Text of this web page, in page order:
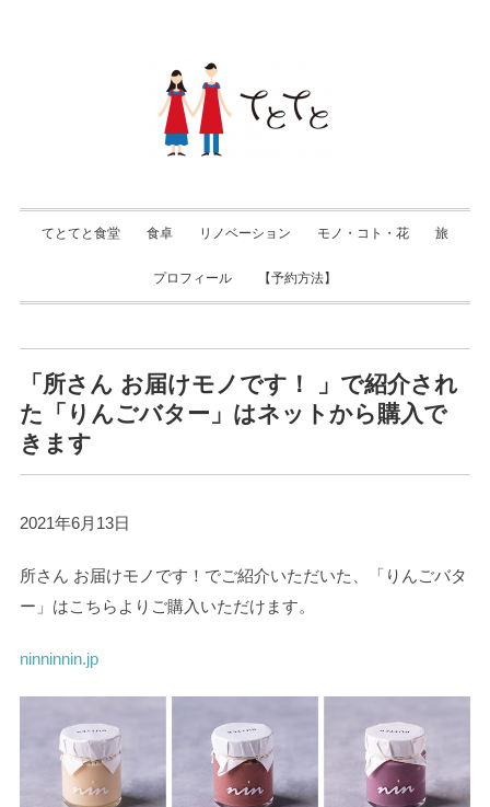
てとてと食堂 食卓 リノベーション モノ・コト・花 旅
プロフィール 【予約方法】
「所さん お届けモノです！ 」で紹介され
た「りんごバター」はネットから購入で
きます
2021年6月13日
所さん お届けモノです！でご紹介いただいた、「りんごバタ
ー」はこちらよりご購入いただけます。
ninninnin.jp